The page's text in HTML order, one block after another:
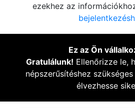
ezekhez az
Ez az Ön
Gratulálunk! Ellenőrizze le,
népszerűsítéshez
élvezhesse